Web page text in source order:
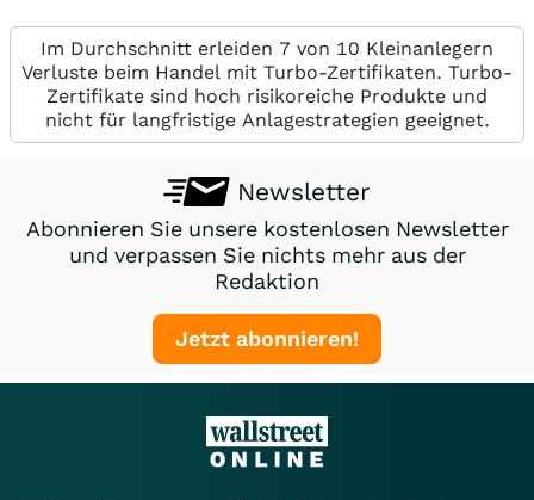
Im Durchschnitt erleiden 7 von 10 Kleinanlegern
Verluste beim Handel mit Turbo-Zertifikaten. Turbo-
Zertifikate sind hoch risikoreiche Produkte und
nicht für langfristige Anlagestrategien geeignet.
Newsletter
Abonnieren Sie unsere kostenlosen Newsletter
und verpassen Sie nichts mehr aus der
Redaktion
Jetzt abonnieren!